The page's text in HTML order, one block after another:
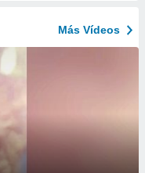
Más Vídeos